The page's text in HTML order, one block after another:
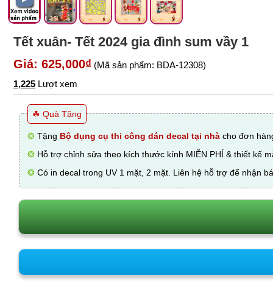
Tết xuân- Tết 2024 gia đình sum vầy 1
Giá: 625,000₫ (Mã sản phẩm: BDA-12308)
1,225 Lượt xem
☘ Quà Tặng
❂ Tặng Bộ dụng cụ thi công dán decal tại nhà cho đơn
❂ Hỗ trợ chỉnh sửa theo kích thước kính MIỄN PHÍ & thiết kế
❂ Có in decal trong UV 1 mặt, 2 mặt. Liên hệ hỗ trợ để nhận